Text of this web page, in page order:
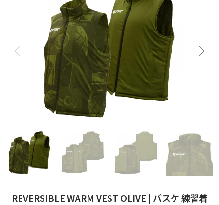
REVERSIBLE WARM VEST OLIVE | バスケ 練習着